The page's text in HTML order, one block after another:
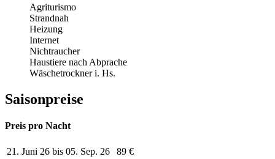
Agriturismo
Strandnah
Heizung
Internet
Nichtraucher
Haustiere nach Abprache
Wäschetrockner i. Hs.
Saisonpreise
Preis pro Nacht
21. Juni 26 bis 05. Sep. 26
89 €